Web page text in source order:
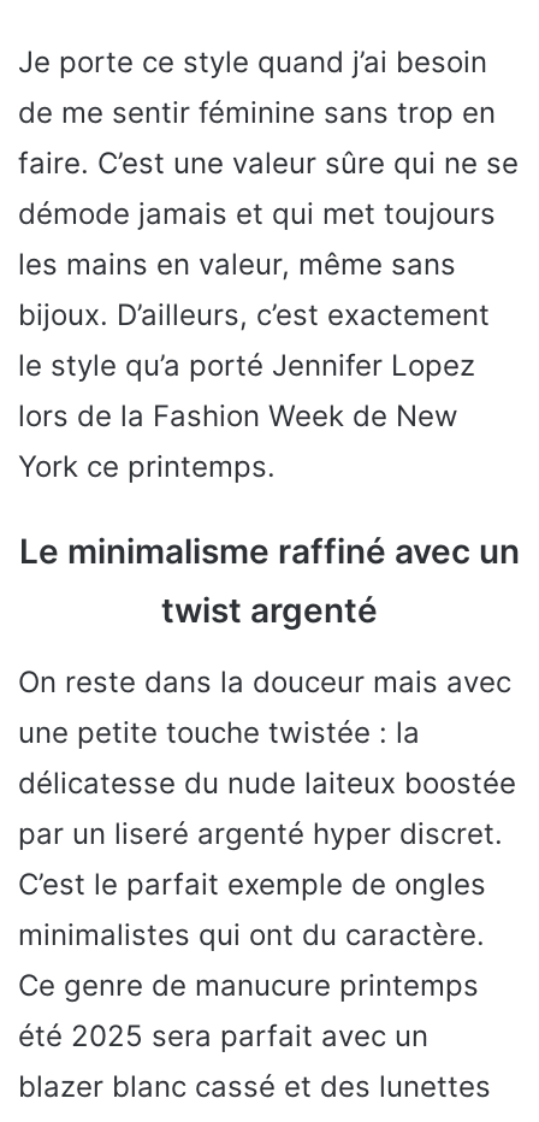
Je porte ce style quand j’ai besoin
de me sentir féminine sans trop en
faire. C’est une valeur sûre qui ne se
démode jamais et qui met toujours
les mains en valeur, même sans
bijoux. D’ailleurs, c’est exactement
le style qu’a porté Jennifer Lopez
lors de la Fashion Week de New
York ce printemps.
Le minimalisme raffiné avec un
twist argenté
On reste dans la douceur mais avec
une petite touche twistée : la
délicatesse du nude laiteux boostée
par un liseré argenté hyper discret.
C’est le parfait exemple de ongles
minimalistes qui ont du caractère.
Ce genre de manucure printemps
été 2025 sera parfait avec un
blazer blanc cassé et des lunettes